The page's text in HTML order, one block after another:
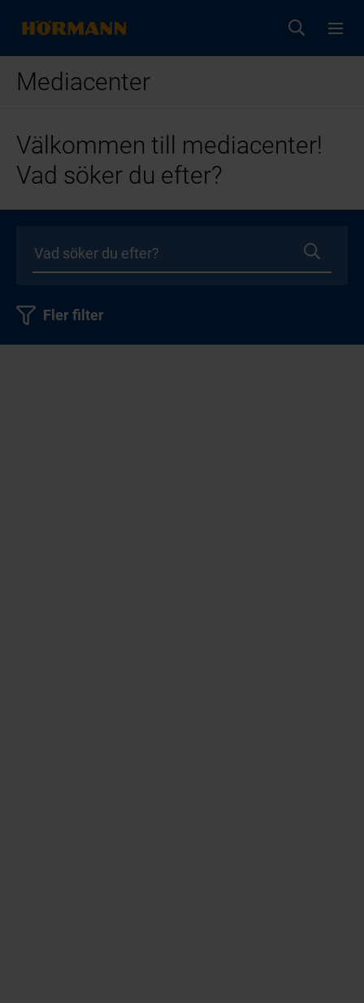
Mediacenter
Välkommen till mediacenter!
Vad söker du efter?
Fler filter